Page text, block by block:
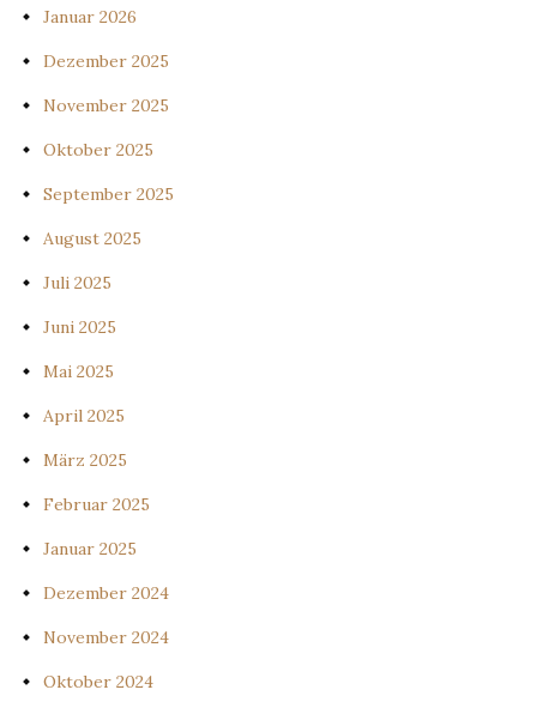
Januar 2026
Dezember 2025
November 2025
Oktober 2025
September 2025
August 2025
Juli 2025
Juni 2025
Mai 2025
April 2025
März 2025
Februar 2025
Januar 2025
Dezember 2024
November 2024
Oktober 2024